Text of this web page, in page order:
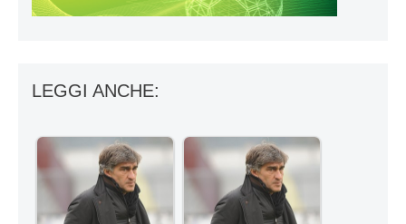
LEGGI ANCHE: